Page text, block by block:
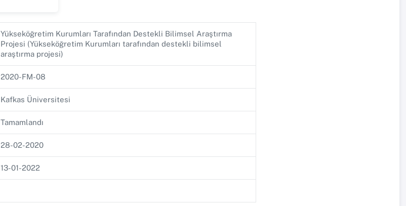
Yükseköğretim Kurumları Tarafından Destekli Bilimsel Araştırma
Projesi (Yükseköğretim Kurumları tarafından destekli bilimsel
araştırma projesi)
2020-FM-08
Kafkas Üniversitesi
Tamamlandı
28-02-2020
13-01-2022